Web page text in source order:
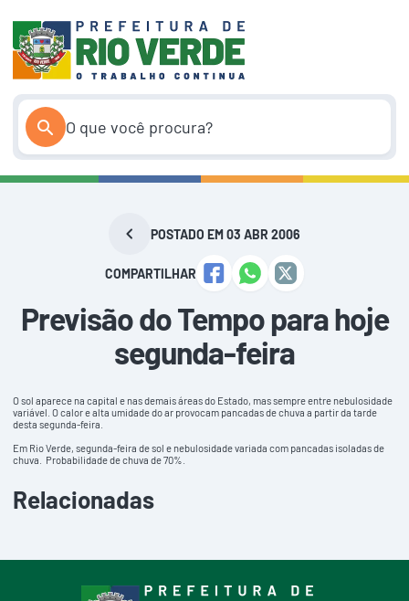
conteúdo
POSTADO EM 03 ABR 2006
COMPARTILHAR
Previsão do Tempo para hoje
segunda-feira
O sol aparece na capital e nas demais áreas do Estado, mas sempre entre nebulosidade
variável. O calor e alta umidade do ar provocam pancadas de chuva a partir da tarde
desta segunda-feira.
Em Rio Verde, segunda-feira de sol e nebulosidade variada com pancadas isoladas de
chuva. Probabilidade de chuva de 70%.
Relacionadas